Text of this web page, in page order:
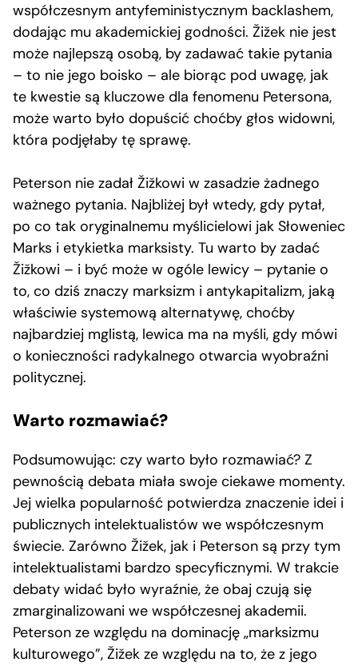
współczesnym antyfeministycznym backlashem,
dodając mu akademickiej godności. Žižek nie jest
może najlepszą osobą, by zadawać takie pytania
– to nie jego boisko – ale biorąc pod uwagę, jak
te kwestie są kluczowe dla fenomenu Petersona,
może warto było dopuścić choćby głos widowni,
która podjęłaby tę sprawę.
Peterson nie zadał Žižkowi w zasadzie żadnego
ważnego pytania. Najbliżej był wtedy, gdy pytał,
po co tak oryginalnemu myślicielowi jak Słoweniec
Marks i etykietka marksisty. Tu warto by zadać
Žižkowi – i być może w ogóle lewicy – pytanie o
to, co dziś znaczy marksizm i antykapitalizm, jaką
właściwie systemową alternatywę, choćby
najbardziej mglistą, lewica ma na myśli, gdy mówi
o konieczności radykalnego otwarcia wyobraźni
politycznej.
Warto rozmawiać?
Podsumowując: czy warto było rozmawiać? Z
pewnością debata miała swoje ciekawe momenty.
Jej wielka popularność potwierdza znaczenie idei i
publicznych intelektualistów we współczesnym
świecie. Zarówno Žižek, jak i Peterson są przy tym
intelektualistami bardzo specyficznymi. W trakcie
debaty widać było wyraźnie, że obaj czują się
zmarginalizowani we współczesnej akademii.
Peterson ze względu na dominację „marksizmu
kulturowego”, Žižek ze względu na to, że z jego